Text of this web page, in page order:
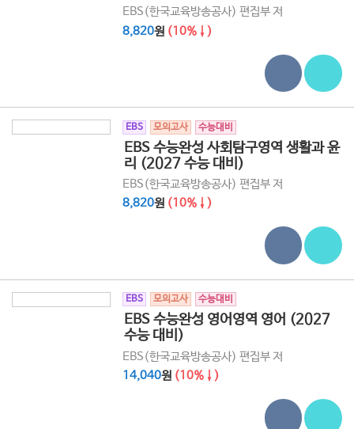
EBS(한국교육방송공사) 편집부 저
8,820원 (10%↓)
EBS 모의고사 수능대비
EBS 수능완성 사회탐구영역 생활과 윤
리 (2027 수능 대비)
EBS(한국교육방송공사) 편집부 저
8,820원 (10%↓)
EBS 모의고사 수능대비
EBS 수능완성 영어영역 영어 (2027
수능 대비)
EBS(한국교육방송공사) 편집부 저
14,040원 (10%↓)